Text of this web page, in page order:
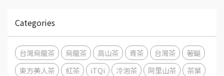
Categories
台灣烏龍茶 烏龍茶 高山茶 青茶 台灣茶
著蜒
東方美人茶
紅茶 iTQi 冷泡茶 阿里山茶
茶葉